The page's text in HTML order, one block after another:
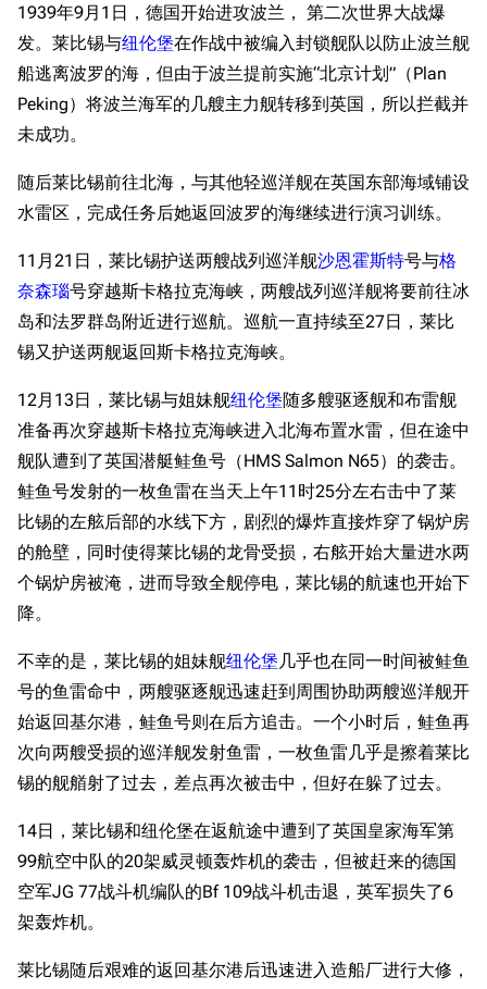
1939年9月1日，德国开始进攻波兰， 第二次世界大战爆
发。莱比锡与纽伦堡在作战中被编入封锁舰队以防止波兰舰
船逃离波罗的海，但由于波兰提前实施“北京计划”（Plan
Peking）将波兰海军的几艘主力舰转移到英国，所以拦截并
未成功。
随后莱比锡前往北海，与其他轻巡洋舰在英国东部海域铺设
水雷区，完成任务后她返回波罗的海继续进行演习训练。
11月21日，莱比锡护送两艘战列巡洋舰沙恩霍斯特号与格
奈森瑙号穿越斯卡格拉克海峡，两艘战列巡洋舰将要前往冰
岛和法罗群岛附近进行巡航。巡航一直持续至27日，莱比
锡又护送两舰返回斯卡格拉克海峡。
12月13日，莱比锡与姐妹舰纽伦堡随多艘驱逐舰和布雷舰
准备再次穿越斯卡格拉克海峡进入北海布置水雷，但在途中
舰队遭到了英国潜艇鲑鱼号（HMS Salmon N65）的袭击。
鲑鱼号发射的一枚鱼雷在当天上午11时25分左右击中了莱
比锡的左舷后部的水线下方，剧烈的爆炸直接炸穿了锅炉房
的舱壁，同时使得莱比锡的龙骨受损，右舷开始大量进水两
个锅炉房被淹，进而导致全舰停电，莱比锡的航速也开始下
降。
不幸的是，莱比锡的姐妹舰纽伦堡几乎也在同一时间被鲑鱼
号的鱼雷命中，两艘驱逐舰迅速赶到周围协助两艘巡洋舰开
始返回基尔港，鲑鱼号则在后方追击。一个小时后，鲑鱼再
次向两艘受损的巡洋舰发射鱼雷，一枚鱼雷几乎是擦着莱比
锡的舰艏射了过去，差点再次被击中，但好在躲了过去。
14日，莱比锡和纽伦堡在返航途中遭到了英国皇家海军第
99航空中队的20架威灵顿轰炸机的袭击，但被赶来的德国
空军JG 77战斗机编队的Bf 109战斗机击退，英军损失了6
架轰炸机。
莱比锡随后艰难的返回基尔港后迅速进入造船厂进行大修，